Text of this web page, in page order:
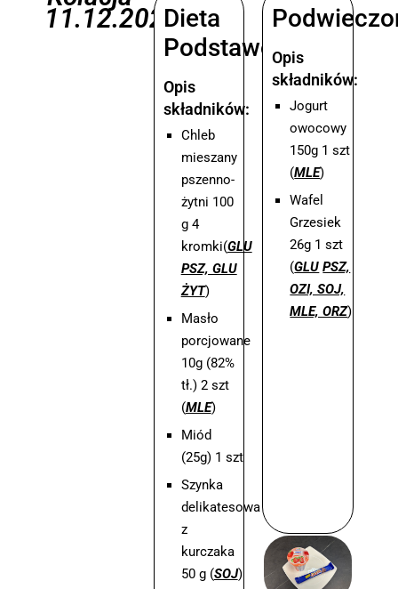
11.12.2025Dieta
Podstawowa
Opis
składników:
Chleb
mieszany
pszenno-
żytni 100
g 4
kromki(GLU
PSZ, GLU
ŻYT)
Masło
porcjowane
10g (82%
tł.) 2 szt
(MLE)
Miód
(25g) 1 szt
Szynka
delikatesowa
z
kurczaka
50 g (SOJ)
Opis
składników:
Jogurt
owocowy
150g 1 szt
(MLE)
Wafel
Grzesiek
26g 1 szt
(GLU PSZ,
OZI, SOJ,
MLE, ORZ)